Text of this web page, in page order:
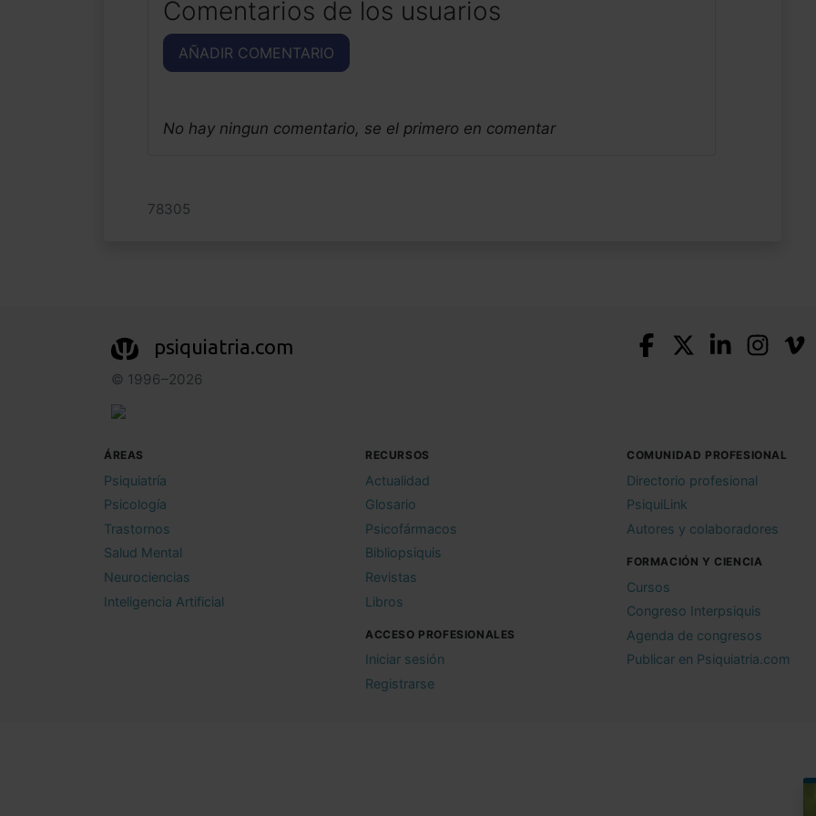
Comentarios de los usuarios
AÑADIR COMENTARIO
No hay ningun comentario, se el primero en comentar
78305
psiquiatria.com
© 1996–2026
ÁREAS
Psiquiatría
Psicología
Trastornos
Salud Mental
Neurociencias
Inteligencia Artificial
RECURSOS
Actualidad
Glosario
Psicofármacos
Bibliopsiquis
Revistas
Libros
ACCESO PROFESIONALES
Iniciar sesión
Registrarse
COMUNIDAD PROFESIONAL
Directorio profesional
PsiquiLink
Autores y colaboradores
FORMACIÓN Y CIENCIA
Cursos
Congreso Interpsiquis
Agenda de congresos
Publicar en Psiquiatria.com